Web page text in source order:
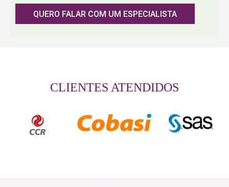
QUERO FALAR COM UM ESPECIALISTA
CLIENTES ATENDIDOS